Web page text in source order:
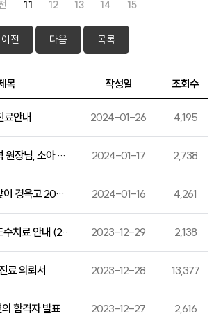
11 12 13 14 15
이전 다음 목록
목 작성일 조회수
안내 2024-01-26 4,195
[수원점] 황우석 원장님, 소아 청소년 키성장. 성조숙증 클리닉 e-book 출간! 2024-01-17 2,738
[전지점] 설날맞이 경옥고 20% 할인 이벤트 2024-01-16 4,261
[서울점] 야간도수치료 안내 (24.1.1~) 2023-12-29 2,138
료 의뢰서 2023-12-28 13,377
합격자 발표 2023-12-27 2,616